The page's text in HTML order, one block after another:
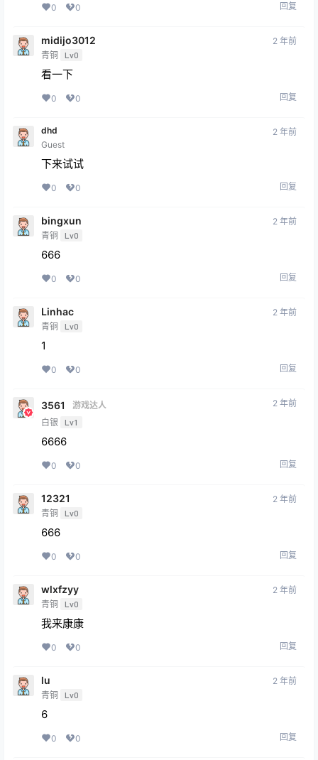
0 0 回复
midijo3012
青铜 Lv0
2 年前
看一下
0 0 回复
dhd
Guest
2 年前
下来试试
0 0 回复
bingxun
青铜 Lv0
2 年前
666
0 0 回复
Linhac
青铜 Lv0
2 年前
1
0 0 回复
3561
游戏达人
白银
Lv1
2 年前
6666
0 0 回复
12321
青铜 Lv0
2 年前
666
0 0 回复
wlxfzyy
青铜 Lv0
2 年前
我来康康
0 0 回复
lu
青铜 Lv0
2 年前
6
0 0 回复